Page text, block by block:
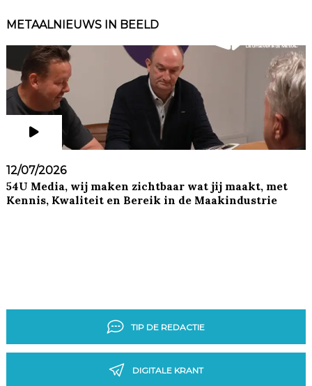
METAALNIEUWS IN BEELD
12/07/2026
54U Media, wij maken zichtbaar wat jij maakt, met
Kennis, Kwaliteit en Bereik in de Maakindustrie
TIP DE REDACTIE
DIGITALE KRANT